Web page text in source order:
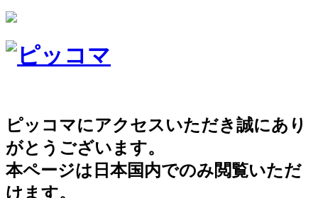
ピッコマにアクセスいただき誠にあり
がとうございます。
本ページは日本国内でのみ閲覧いただ
けます。